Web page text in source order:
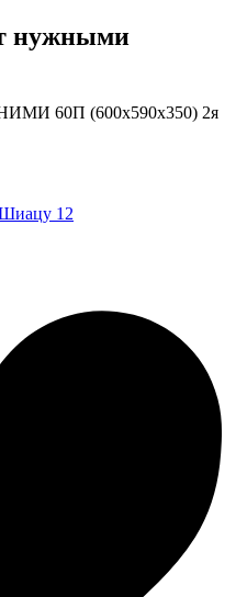
нужными
60П (600x590x350) 2я
12